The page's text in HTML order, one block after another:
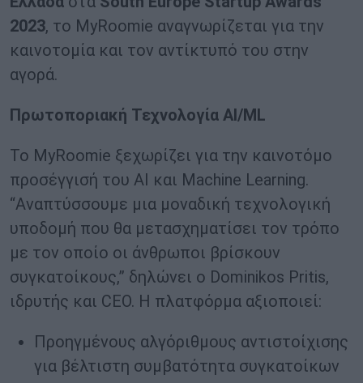
2023, το MyRoomie αναγνωρίζεται για την
καινοτομία και τον αντίκτυπό του στην
αγορά.
Πρωτοποριακή Τεχνολογία AI /ML
Το MyRoomie ξεχωρίζει για την καινοτόμο
προσέγγισή του AI και Machine Learning.
“Αναπτύσσουμε μια μοναδική τεχνολογική
υποδομή που θα μετασχηματίσει τον τρόπο
με τον οποίο οι άνθρωποι βρίσκουν
συγκατοίκους,” δηλώνει ο Dominikos Pritis,
ιδρυτής και CEO. Η πλατφόρμα αξιοποιεί:
Προηγμένους αλγόριθμους αντιστοίχισης
για βέλτιστη συμβατότητα συγκατοίκων